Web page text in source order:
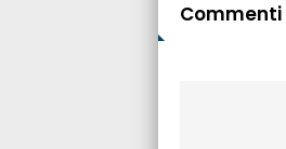
Commenti